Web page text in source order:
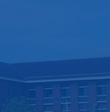
学科建设
高峰学科